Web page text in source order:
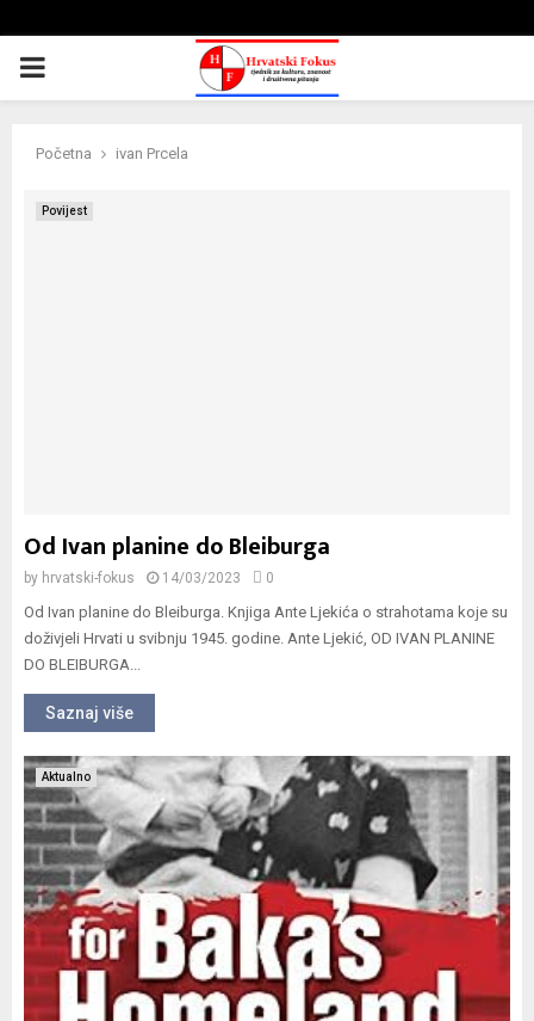
PRIMARY
Početna ivan Prcela
Povijest
Od Ivan planine do Bleiburga
by hrvatski-fokus 14/03/2023 0
Od Ivan planine do Bleiburga. Knjiga Ante Ljekića o strahotama koje su
doživjeli Hrvati u svibnju 1945. godine. Ante Ljekić, OD IVAN PLANINE
DO BLEIBURGA...
Saznaj više
Aktualno